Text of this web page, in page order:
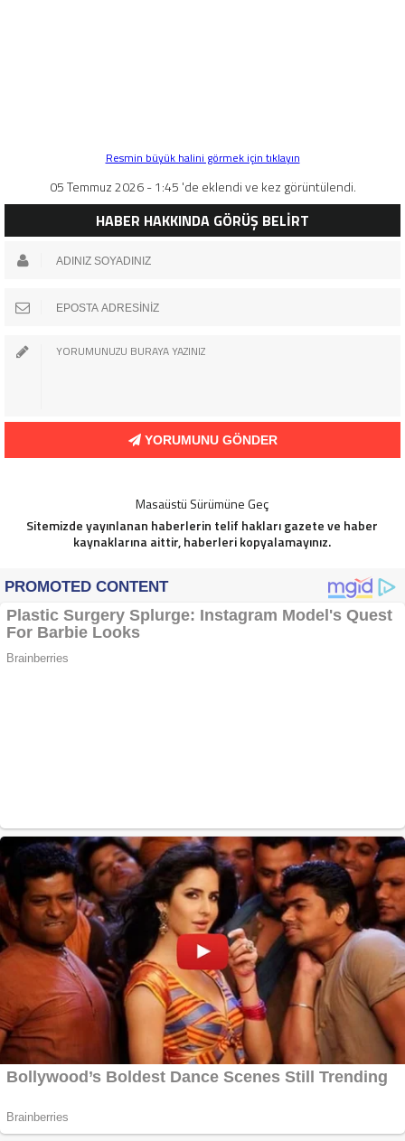
Resmin büyük halini görmek için tıklayın
05 Temmuz 2026 - 1:45 'de eklendi ve kez görüntülendi.
HABER HAKKINDA GÖRÜŞ BELİRT
YORUMUNU GÖNDER
Masaüstü Sürümüne Geç
Sitemizde yayınlanan haberlerin telif hakları gazete ve haber
kaynaklarına aittir, haberleri kopyalamayınız.